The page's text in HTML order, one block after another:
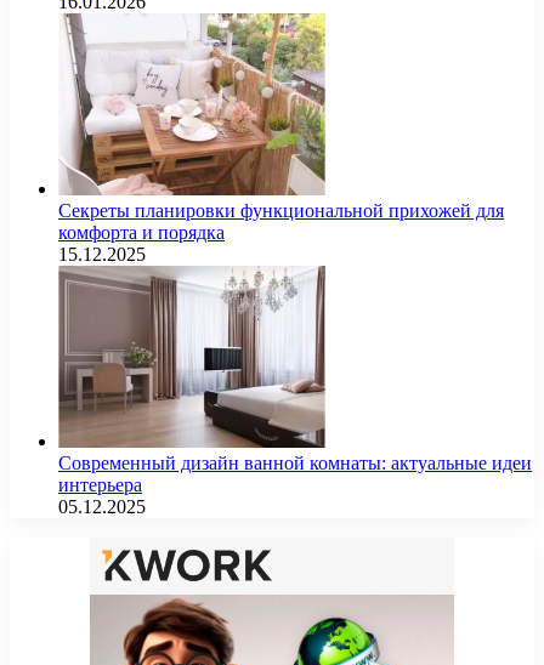
Секреты планировки функциональной прихожей для
комфорта и порядка
15.12.2025
Современный дизайн ванной комнаты: актуальные идеи
интерьера
05.12.2025